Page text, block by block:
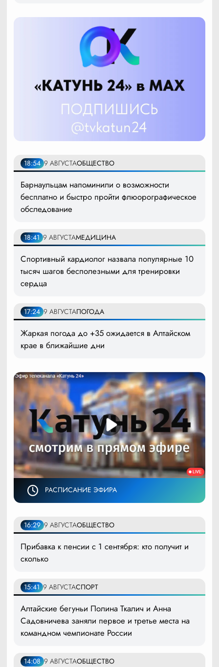
18:54 9 АВГУСТАОБЩЕСТВО
Барнаульцам напоминили о возможности
бесплатно и быстро пройти флюорографическое
обследование
18:41 9 АВГУСТАМЕДИЦИНА
Спортивный кардиолог назвала популярные 10
тысяч шагов бесполезными для тренировки
сердца
17:24 9 АВГУСТАПОГОДА
Жаркая погода до +35 ожидается в Алтайском
крае в ближайшие дни
РАСПИСАНИЕ ЭФИРА
16:29 9 АВГУСТАОБЩЕСТВО
Прибавка к пенсии с 1 сентября: кто получит и
сколько
15:41 9 АВГУСТАСПОРТ
Алтайские бегуньи Полина Ткалич и Анна
Садовничева заняли первое и третье места на
командном чемпионате России
14:08 9 АВГУСТАОБЩЕСТВО